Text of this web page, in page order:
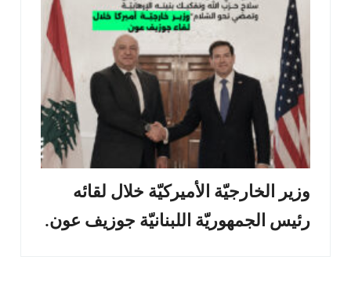
وزير الخارجيّة الأميركيّة خلال لقائه
رئيس الجمهوريّة اللبنانيّة جوزيف عون.